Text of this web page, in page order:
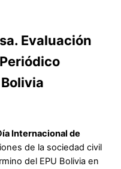
Evaluación
Internacional de
de la sociedad civil
del EPU Bolivia en